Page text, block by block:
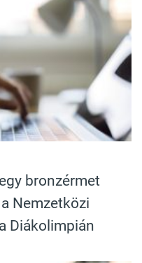
bronzérmet
Nemzetközi
Diákolimpián